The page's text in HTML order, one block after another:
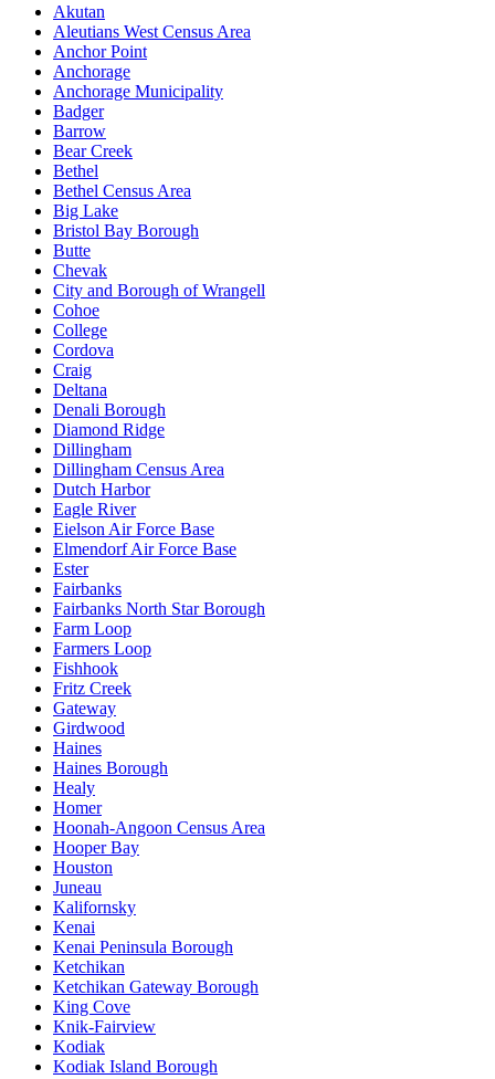
Akutan
Aleutians West Census Area
Anchor Point
Anchorage
Anchorage Municipality
Badger
Barrow
Bear Creek
Bethel
Bethel Census Area
Big Lake
Bristol Bay Borough
Butte
Chevak
City and Borough of Wrangell
Cohoe
College
Cordova
Craig
Deltana
Denali Borough
Diamond Ridge
Dillingham
Dillingham Census Area
Dutch Harbor
Eagle River
Eielson Air Force Base
Elmendorf Air Force Base
Ester
Fairbanks
Fairbanks North Star Borough
Farm Loop
Farmers Loop
Fishhook
Fritz Creek
Gateway
Girdwood
Haines
Haines Borough
Healy
Homer
Hoonah-Angoon Census Area
Hooper Bay
Houston
Juneau
Kalifornsky
Kenai
Kenai Peninsula Borough
Ketchikan
Ketchikan Gateway Borough
King Cove
Knik-Fairview
Kodiak
Kodiak Island Borough